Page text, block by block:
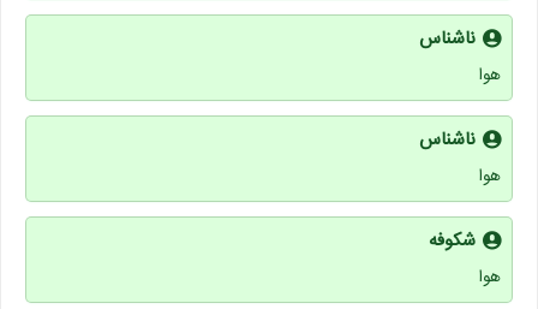
ناشناس
هوا
ناشناس
هوا
شکوفه
هوا